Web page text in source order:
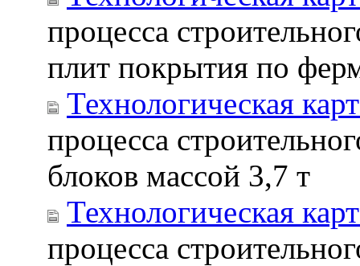
процесса
плит покрытия по
Технологическая
процесса
блоков массой 3,7 т
Технологическая
процесса